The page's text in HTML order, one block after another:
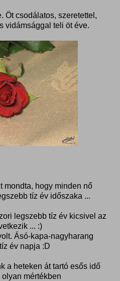
Öt csodálatos, szeretettel,
vidámsággal teli öt éve.
mondta, hogy minden nő
tíz év időszaka ...
legszebb tíz év kicsivel az
... :)
Ásó-kapa-nagyharang
év napja :D
a heteken át tartó esős idő
mértékben